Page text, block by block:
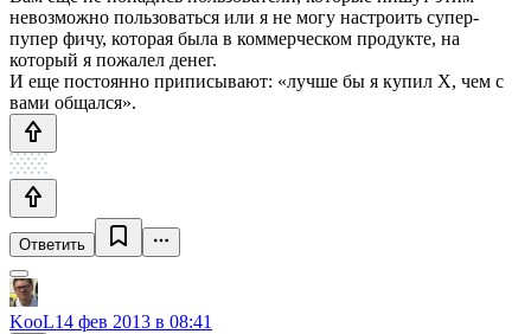
невозможно пользоваться или я не могу настроить супер-
пупер фичу, которая была в коммерческом продукте, на
который я пожалел денег.
И еще постоянно приписывают: «лучше бы я купил X, чем с
вами общался».
Ответить
KooL14 фев 2013 в 08:41